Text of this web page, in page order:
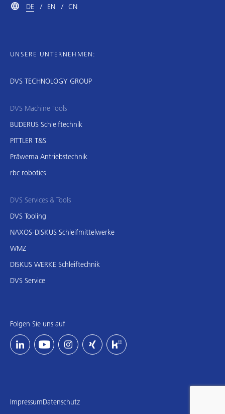
DE EN CN
UNSERE UNTERNEHMEN:
DVS TECHNOLOGY GROUP
DVS Machine Tools
BUDERUS Schleiftechnik
PITTLER T&S
Präwema Antriebstechnik
rbc robotics
DVS Services & Tools
DVS Tooling
NAXOS-DISKUS Schleifmittelwerke
WMZ
DISKUS WERKE Schleiftechnik
DVS Service
Folgen Sie uns auf
ImpressumDatenschutz